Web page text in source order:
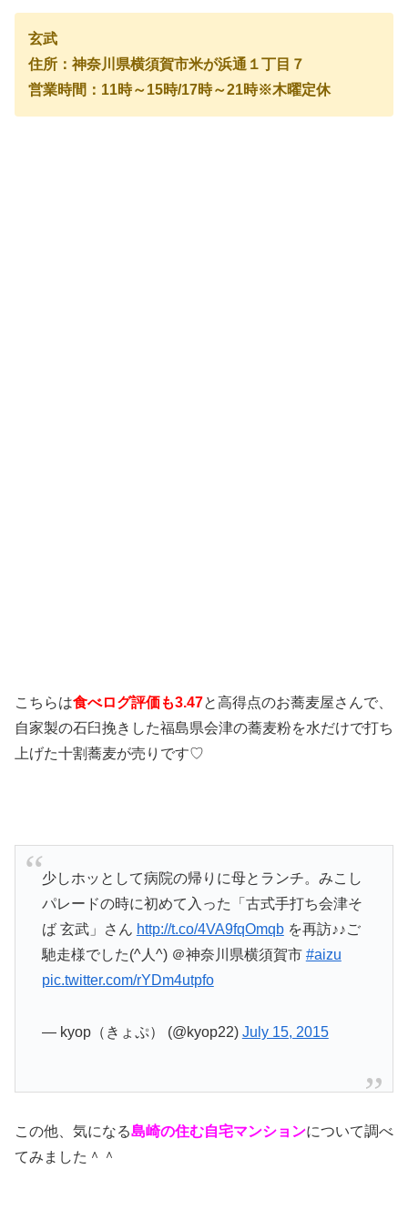
玄武
住所：神奈川県横須賀市米が浜通１丁目７
営業時間：11時～15時/17時～21時※木曜定休
こちらは食べログ評価も3.47と高得点のお蕎麦屋さんで、
自家製の石臼挽きした福島県会津の蕎麦粉を水だけで打ち
上げた十割蕎麦が売りです♡
少しホッとして病院の帰りに母とランチ。みこし
パレードの時に初めて入った「古式手打ち会津そ
ば 玄武」さん http://t.co/4VA9fqOmqbを再訪♪♪ご
馳走様でした(^人^) ＠神奈川県横須賀市 #aizu
pic.twitter.com/rYDm4utpfo
— kyop（きょぷ） (@kyop22) July 15, 2015
この他、気になる島崎の住む自宅マンションについて調べ
てみました＾＾